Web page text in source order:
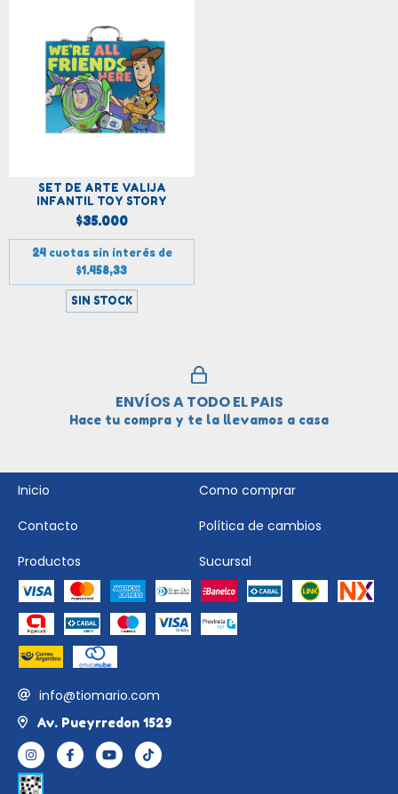
SET DE ARTE VALIJA
INFANTIL TOY STORY
$35.000
24 cuotas sin interés de
$1.458,33
SIN STOCK
ENVÍOS A TODO EL PAIS
Hace tu compra y te la llevamos a casa
Inicio
Como comprar
Contacto
Política de cambios
Productos
Sucursal
info@tiomario.com
Av. Pueyrredon 1529